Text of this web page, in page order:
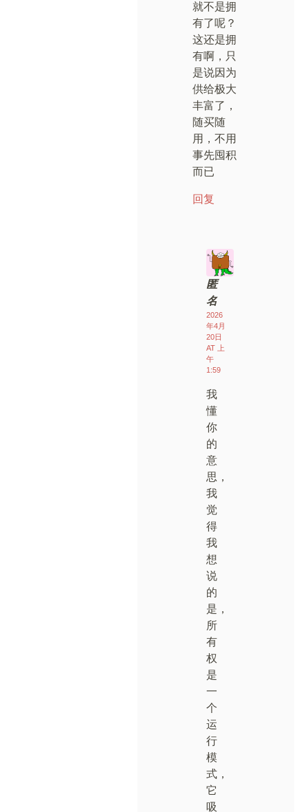
就不是拥
有了呢？
这还是拥
有啊，只
是说因为
供给极大
丰富了，
随买随
用，不用
事先囤积
而已
回复
匿
名
2026
年4月
20日
AT 上
午
1:59
我
懂
你
的
意
思，
我
觉
得
我
想
说
的
是，
所
有
权
是
一
个
运
行
模
式，
它
吸